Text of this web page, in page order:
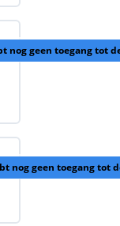
nog geen toegang tot
nog geen toegang tot